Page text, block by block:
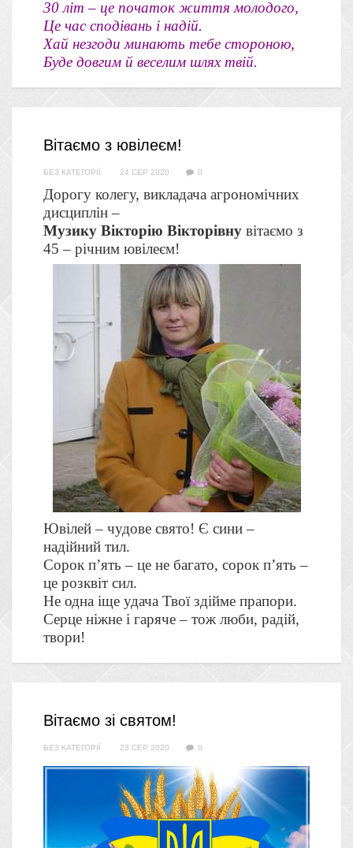
30 літ – це початок життя молодого,
Це час сподівань і надій.
Хай незгоди минають тебе стороною,
Буде довгим й веселим шлях твій.
Вітаємо з ювілеєм!
БЕЗ КАТЕГОРІЇ 24 СЕР 2020 0
Дорогу колегу, викладача агрономічних
дисциплін –
Музику Вікторію Вікторівну вітаємо з
45 – річним ювілеєм!
Ювілей – чудове свято! Є сини –
надійний тил.
Сорок п’ять – це не багато, сорок п’ять –
це розквіт сил.
Не одна іще удача Твої здійме прапори.
Серце ніжне і гаряче – тож люби, радій,
твори!
Вітаємо зі святом!
БЕЗ КАТЕГОРІЇ 23 СЕР 2020 0